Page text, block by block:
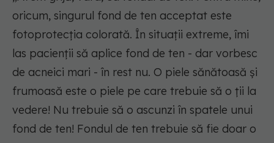
oricum, singurul fond de ten acceptat este
fotoprotecția colorată. În situații extreme, îmi
las pacienții să aplice fond de ten - dar vorbesc
de acneici mari - în rest nu. O piele sănătoasă și
frumoasă este o piele pe care trebuie să o ții la
vedere! Nu trebuie să o ascunzi în spatele unui
fond de ten! Fondul de ten trebuie să fie doar o